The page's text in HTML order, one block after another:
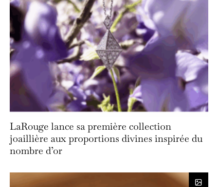
LaRouge lance sa première collection
joaillière aux proportions divines inspirée du
nombre d’or